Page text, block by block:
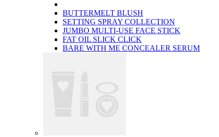
BUTTERMELT BLUSH
SETTING SPRAY COLLECTION
JUMBO MULTI-USE FACE STICK
FAT OIL SLICK CLICK
BARE WITH ME CONCEALER SERUM